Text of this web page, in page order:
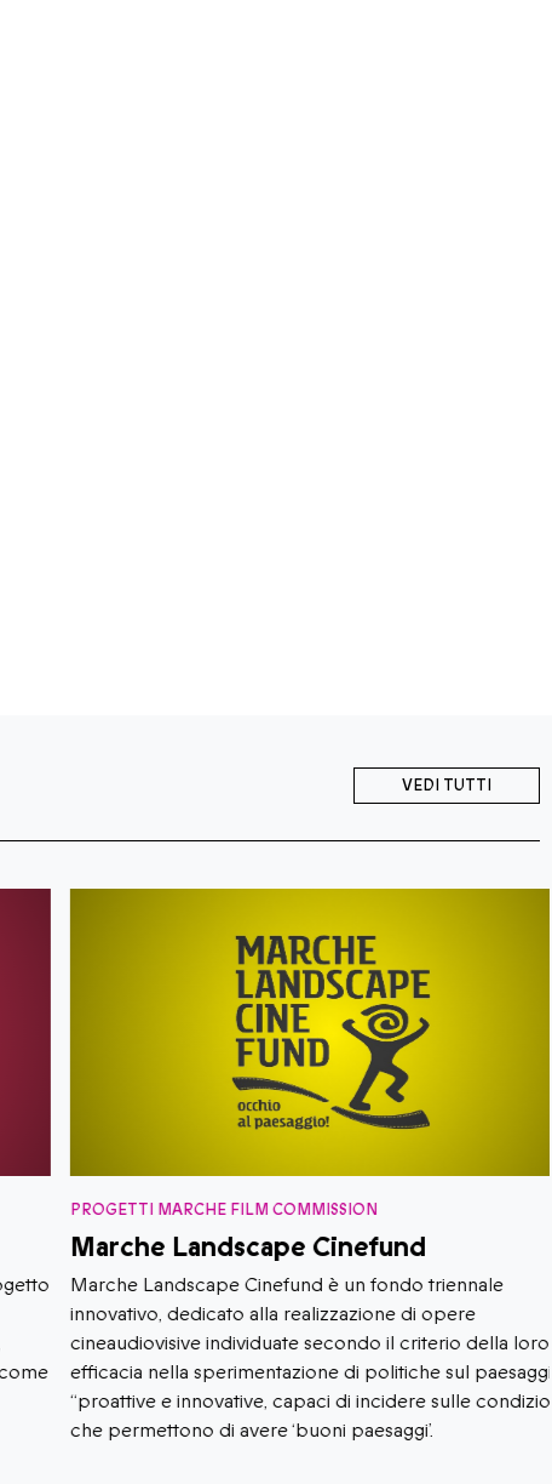
VEDI TUTTI
PROGETTI MARCHE FILM COMMISSION
Marche Landscape Cinefund
Marche Landscape Cinefund è un fondo triennale
innovativo, dedicato alla realizzazione di opere
cineaudiovisive individuate secondo il criterio della loro
efficacia nella sperimentazione di politiche sul paesaggio
“proattive e innovative, capaci di incidere sulle condizioni
che permettono di avere ‘buoni paesaggi’.